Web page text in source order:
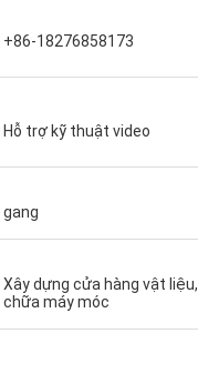
+86-18276858173
Hỗ trợ kỹ thuật video
gang
Xây dựng cửa hàng vật
chữa máy móc